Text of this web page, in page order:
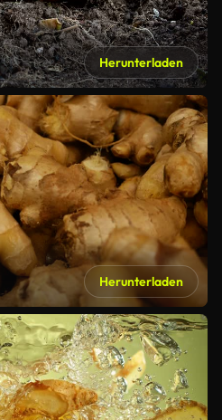
Herunterladen
Herunterladen